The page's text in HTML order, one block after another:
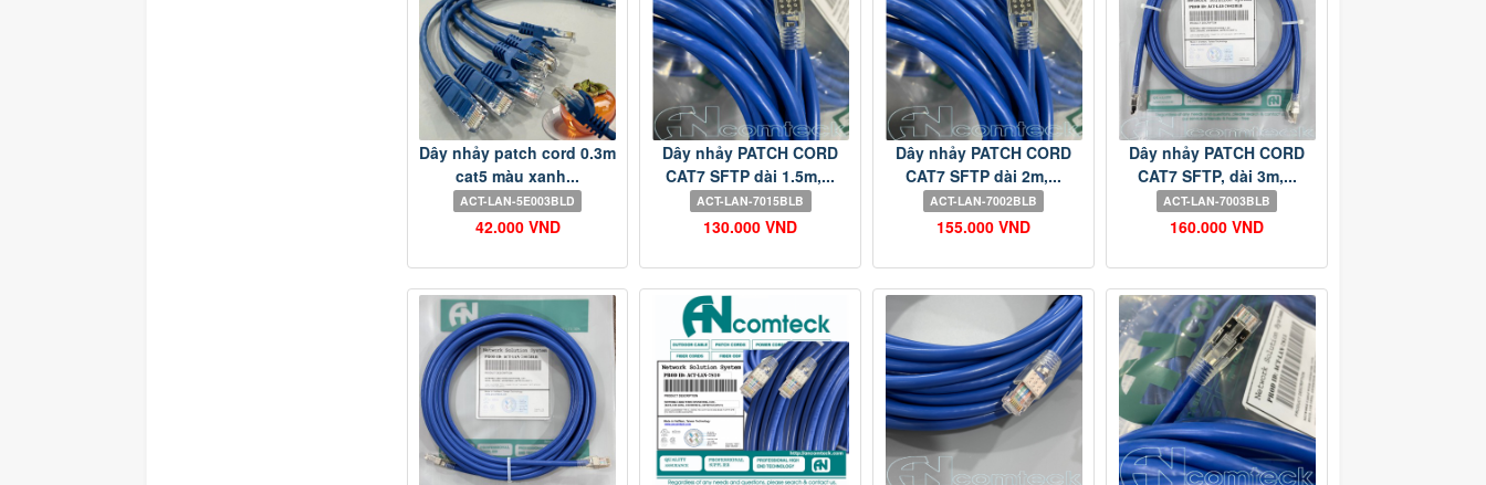
Dây nhảy patch cord 0.3m
cat5 màu xanh...
ACT-LAN-5E003BLD
42.000 VND
Dây nhảy PATCH CORD
CAT7 SFTP dài 1.5m,...
ACT-LAN-7015BLB
130.000 VND
Dây nhảy PATCH CORD
CAT7 SFTP dài 2m,...
ACT-LAN-7002BLB
155.000 VND
Dây nhảy PATCH CORD
CAT7 SFTP, dài 3m,...
ACT-LAN-7003BLB
160.000 VND